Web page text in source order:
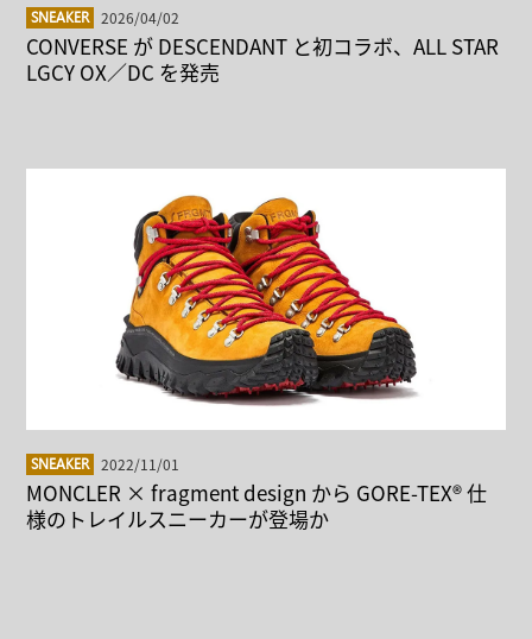
SNEAKER 2026/04/02
CONVERSE が DESCENDANT と初コラボ、ALL STAR
LGCY OX／DC を発売
SNEAKER 2022/11/01
MONCLER × fragment design から GORE-TEX® 仕
様のトレイルスニーカーが登場か